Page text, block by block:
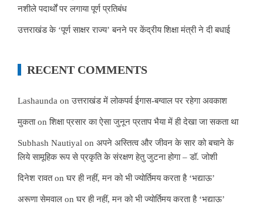
नशीले पदार्थों पर लगाया पूर्ण प्रतिबंध
उत्तराखंड के ‘पूर्ण साक्षर राज्य’ बनने पर केंद्रीय शिक्षा मंत्री ने दी बधाई
RECENT COMMENTS
Lashaunda onउत्तराखंड में लोकपर्व ईगास-बग्वाल पर रहेगा अवकाश
मुकताonशिक्षा प्रसार का ऐसा जुनून प्रताप भैया में ही देखा जा सकता था
Subhash Nautiyal on अपने अस्तित्व और जीवन के सार को बचाने के
लिये सामूहिक रूप से प्रकृति के संरक्षण हेतु जुटना होगा – डॉ. जोशी
दिनेश रावतonघर ही नहीं, मन को भी ज्योर्तिमय करता है ‘भद्याऊ’
अरूणा सेमवाल onघर ही नहीं, मन को भी ज्योर्तिमय करता है ‘भद्याऊ’